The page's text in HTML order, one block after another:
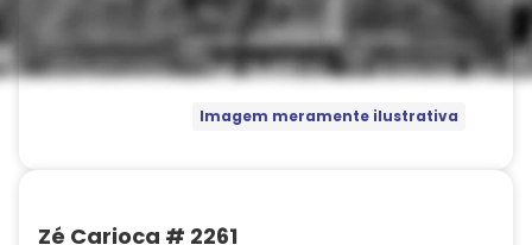
Imagem meramente ilustrativa
Zé Carioca # 2261